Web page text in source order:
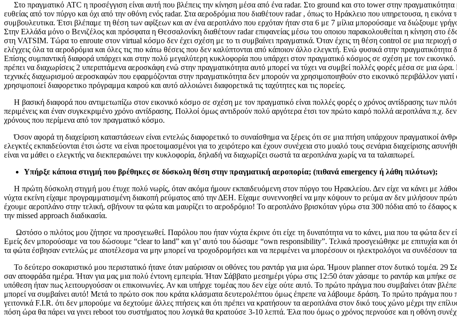
Στο πραγματικό ATC η προσέγγιση είναι αυτή που βλέπεις την κίνηση μέσα από ένα radar. Στο ground και στο tower στην πραγματικότητα
ευθείας από τον πύργο και όχι από την οθόνη ενός radar. Στα αεροδρόμια που διαθέτουν radar , όπως το Ηράκλειο που υπηρετουσα, η εικόνα
συμβουλευτικα. Έτσι βλέπαμε τη θέση των αφίξεων και αν ένα αεροπλάνο που ερχόταν ήταν στα 6 με 7 μίλια μπορούσαμε να διώξουμε
Στην Ελλάδα μόνο ο Βενιζέλος και πρόσφατα η Θεσσαλονίκη διαθέτουν radar επιφανείας μέσω του οποιου παρακολουθείται η κίνηση στο
στη VATSIM. Τώρα το enroute στον virtual κόσμο δεν έχει σχέση με το τι συμβαίνει πραγματικά. Όταν έχεις τη θέση control σε μια περιοχή
ελέγχεις όλα τα αεροδρόμια και όλες τις πιο κάτω θέσεις που δεν καλύπτονται από κάποιον άλλο ελεγκτή. Ενώ φυσικά στην πραγματικότητα
Επίσης συμπαντική διαφορά υπάρχει και στην πολύ μεγαλύτερη κυκλοφορία που υπάρχει στον πραγματικό κόσμος σε σχέση με τον
πρέπει να διαχωρίσεις 2 υπεριπτάμενα αεροσκάφη ενώ στην πραγματικότητα αυτό μπορεί να τύχει να συμβεί πολλές φορές μέσα σε μια ώρα.
τεχνικές διαχωρισμού αεροσκαφών που εφαρμόζονται στην πραγματικότητα δεν μπορούν να χρησιμοποιηθούν στο εικονικό περιβάλλον γιατί
χρησιμοποιεί διαφορετικο πρόγραμμα καιρού και αυτό αλλοιώνει διαφορετικά τις ταχύτητες και τις πορείες.
Η βασική διαφορά που αντιμετωπίζω στον εικονικό κόσμο σε σχέση με τον πραγματικό είναι πολλές φορές ο χρόνος αντίδρασης των
περιμένεις και έναν συγκεκριμένο χρόνο αντίδρασης. Πολλοί όμως αντιδρούν πολύ αργότερα έτσι τον πρώτο καιρό πολλά αεροπλάνα π.χ.
χρόνους που περίμενα από τον πραγματικό κόσμο.
Όσον αφορά τη διαχείριση καταστάσεων είναι εντελώς διαφορετικό το συναίσθημα να ξέρεις ότι σε μια πτήση υπάρχουν πραγματικοί
ελεγκτές εκπαιδεύονται έτσι ώστε να είναι προετοιμασμένοι για το χειρότερο και έχουν συνέχεια στο μυαλό τους σενάρια διαχείρισης
είναι να μάθει ο ελεγκτής να διεκπεραιώνει την κυκλοφορία, δηλαδή να διαχωρίζει σωστά τα αεροπλάνα χωρίς να τα ταλαιπωρεί.
Υπήρξε κάποια στιγμή που βρέθηκες σε δύσκολη θέση στην πραγματική αεροπορία; (πιθανά emergency ή λάθη πιλότων);
Η πρώτη δύσκολη στιγμή μου έτυχε πολύ νωρίς, όταν ακόμα ήμουν εκπαιδευόμενη στον πύργο του Ηρακλείου. Δεν είχε να κάνει με
νύχτα εκείνη είχαμε προγραμματισμένη διακοπή ρεύματος από την ΔΕΗ. Είχαμε συνεννοηθεί να μην κόψουν το ρεύμα αν δεν μιλήσουν
έχουμε αεροπλάνο στην τελική, σβήνουν τα φώτα και μαυρίζει το αεροδρόμιο! Το αεροπλάνο βρισκόταν γύρω στα 300 πόδια από το έδαφος
την missed approach διαδικασία.
Ωστόσο ο πιλότος μου ζήτησε να προσγειωθεί. Παρόλου που ήταν νύχτα έκρινε ότι είχε τη δυνατότητα να το κάνει, μια που τα φώτα δεν
Εμείς δεν μπορούσαμε να του δώσουμε “clear to land” και γι’ αυτό του δώσαμε “own responsibility”. Τελικά προσγειώθηκε με επιτυχία και
τα φώτα έσβησαν εντελώς με αποτέλεσμα να μην μπορεί να τροχοδρομήσει και να περιμένει να μπορέσουν οι ηλεκτρολόγοι να συνδέσουν
Το δεύτερο σοκαριστικό μου περιστατικό ήτανε όταν μαύρισαν οι οθόνες του ραντάρ για μια ώρα. Ήμουν planner στον δυτικό τομέα. 29
σαν αποφράδα ημέρα. Ήταν για μας μια πολύ έντονη εμπειρία. Ήταν Σάββατο μεσημέρι γύρω στις 12:50 όταν χάσαμε το ραντάρ και μπήκε σε
υπόθεση ήταν πως λειτουργούσαν οι επικοινωνίες. Αν και υπήρχε τομέας που δεν είχε ούτε αυτό. Το πρώτο πράγμα που συμβαίνει όταν
μπορεί να συμβαίνει αυτό! Μετά το πρώτο σοκ που κράτα κλάσματα δευτερολέπτου όμως έπρεπε να λάβουμε δράση. Το πρώτο πράγμα που
γειτονικά F.I.R. ότι δεν μπορούμε να δεχτούμε άλλες πτήσεις και ότι πρέπει να κρατήσουν τα αεροπλάνα στον δικό τους χώνο μέχρι την
πόση ώρα θα πάρει να γινει reboot του συστήματος που λογικά θα κρατούσε 3-10 λεπτά. Έλα που όμως ο χρόνος περνούσε και η οθόνη